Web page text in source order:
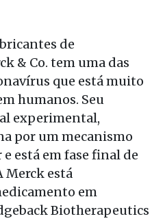
de
& Co. tem uma das
que está muito
humanos. Seu
experimental,
por um mecanismo
está em fase final de
Merck está
em
Biotherapeutics